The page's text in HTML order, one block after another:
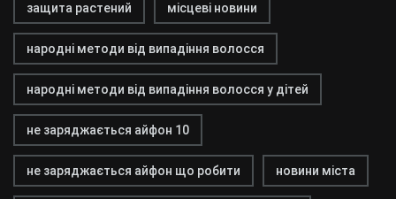
защита растений місцеві новини
народні методи від випадіння волосся
народні методи від випадіння волосся у дітей
не заряджається айфон 10
не заряджається айфон що робити новини міста